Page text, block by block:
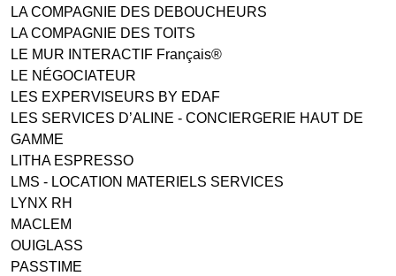
LA COMPAGNIE DES DEBOUCHEURS
LA COMPAGNIE DES TOITS
LE MUR INTERACTIF Français®
LE NÉGOCIATEUR
LES EXPERVISEURS BY EDAF
LES SERVICES D’ALINE - CONCIERGERIE HAUT DE
GAMME
LITHA ESPRESSO
LMS - LOCATION MATERIELS SERVICES
LYNX RH
MACLEM
OUIGLASS
PASSTIME